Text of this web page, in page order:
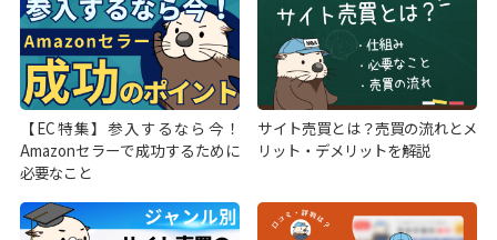
【EC特集】参入するなら今！
Amazonセラーで成功するために
必要なこと
サイト売買とは？売買の流れとメ
リット・デメリットを解説